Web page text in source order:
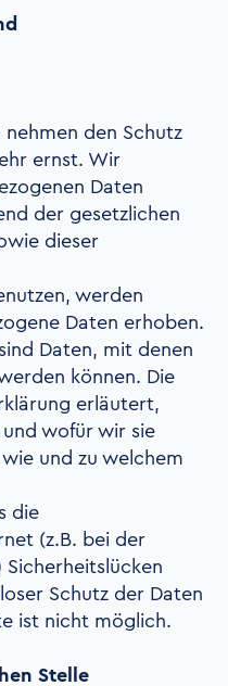
den Schutz
ernst. Wir
Daten
der gesetzlichen
dieser
werden
Daten erhoben.
Daten, mit denen
können. Die
erläutert,
wofür wir sie
und zu welchem
die
(z.B. bei der
Schutz der Daten
ist nicht möglich.
Stelle